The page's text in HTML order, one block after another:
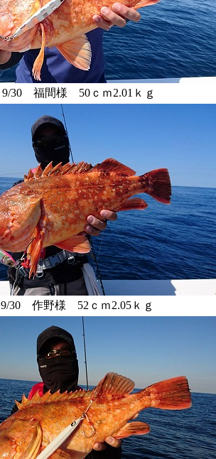
9/30 福間様 50ｃｍ2.01ｋｇ
9/30 作野様 52ｃｍ2.05ｋｇ